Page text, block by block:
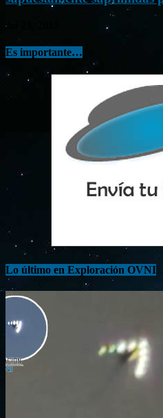
Jul 23, 2015
Es importante…
Lo último en Exploración OVNI